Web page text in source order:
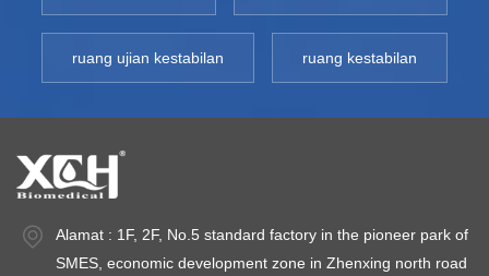
ruang ujian kestabilan ruang kestabilan
Alamat : 1F, 2F, No.5 standard factory in the pioneer park of
SMES, economic development zone in Zhenxing north road